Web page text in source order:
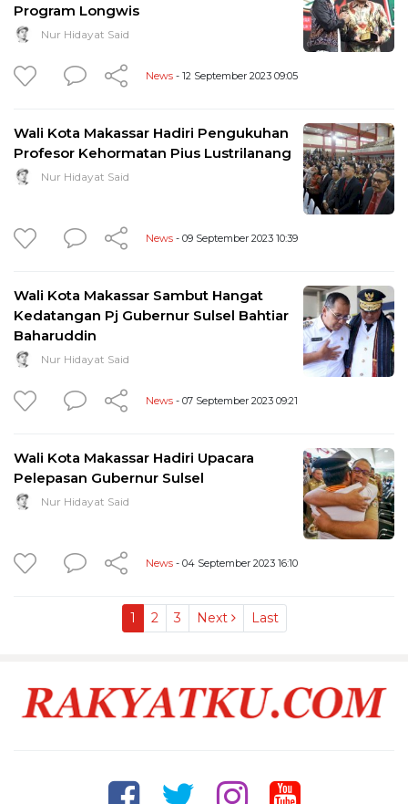
Program Longwis
Nur Hidayat Said
News - 12 September 2023 09:05
Wali Kota Makassar Hadiri Pengukuhan
Profesor Kehormatan Pius Lustrilanang
Nur Hidayat Said
News - 09 September 2023 10:39
Wali Kota Makassar Sambut Hangat
Kedatangan Pj Gubernur Sulsel Bahtiar
Baharuddin
Nur Hidayat Said
News - 07 September 2023 09:21
Wali Kota Makassar Hadiri Upacara
Pelepasan Gubernur Sulsel
Nur Hidayat Said
News - 04 September 2023 16:10
1 2 3 Next Last